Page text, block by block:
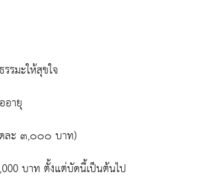
รมะให้สุขใจ
อายุ
ดละ ๓,๐๐๐ บาท)
บาท ตั้งแต่บัดนี้เป็นต้นไป